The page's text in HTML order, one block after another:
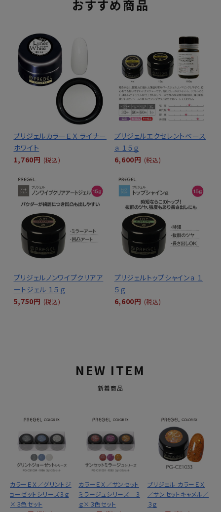
プリジェルカラーＥＸ ライナー
ホワイト
1,760円 (税込)
プリジェルエクセレントベース
ａ １５ｇ
6,600円 (税込)
プリジェルノンワイプクリアア
ートジェル １５ｇ
5,750円 (税込)
プリジェルトップシャインａ １
５ｇ
6,600円 (税込)
NEW ITEM
新着商品
カラーＥＸ／グリントジ
ョーゼットシリーズ３ｇ
×３色セット
カラーＥＸ／サンセット
ミラージュシリーズ ３
ｇ×３色セット
プリジェル カラーＥＸ
／サンセットキャメル／
３ｇ